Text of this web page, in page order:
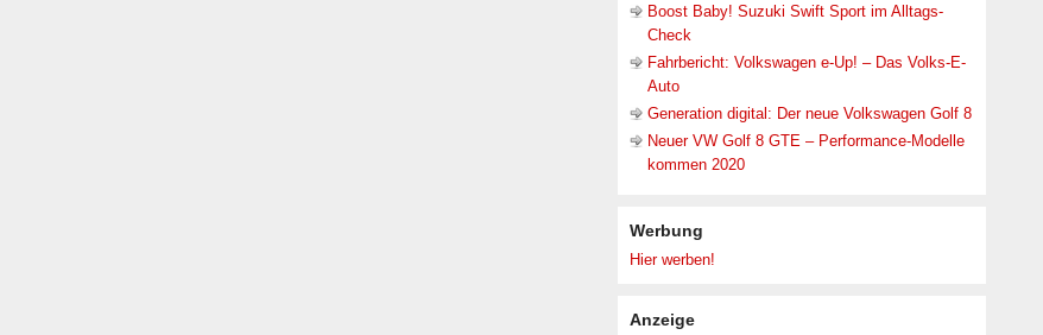
Boost Baby! Suzuki Swift Sport im Alltags-
Check
Fahrbericht: Volkswagen e-Up! – Das Volks-E-
Auto
Generation digital: Der neue Volkswagen Golf 8
Neuer VW Golf 8 GTE – Performance-Modelle
kommen 2020
Werbung
Hier werben!
Anzeige